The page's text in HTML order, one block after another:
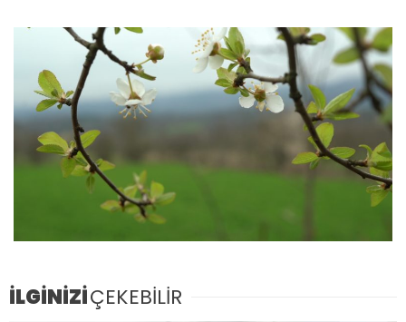
İLGİNİZİÇEKEBİLİR